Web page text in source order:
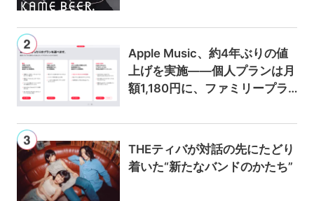
Apple Music、約4年ぶりの値
上げを実施——個人プランは月
額1,180円に、ファミリープラ
THEティバが対話の先にたどり
着いた“新たなバンドのかたち”